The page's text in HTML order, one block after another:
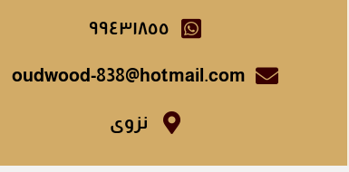
٩٩٤٣١٨٥٥
oudwood-838@hotmail.com
نزوى